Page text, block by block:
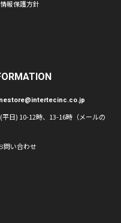
報保護方針
平日) 10-12時、13-16時（メールの
問い合わせ